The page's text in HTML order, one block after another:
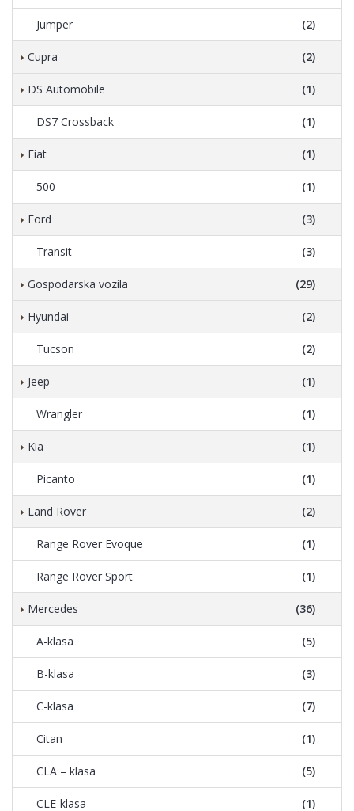
Jumper (2)
Cupra (2)
DS Automobile (1)
DS7 Crossback (1)
Fiat (1)
500 (1)
Ford (3)
Transit (3)
Gospodarska vozila (29)
Hyundai (2)
Tucson (2)
Jeep (1)
Wrangler (1)
Kia (1)
Picanto (1)
Land Rover (2)
Range Rover Evoque (1)
Range Rover Sport (1)
Mercedes (36)
A-klasa (5)
B-klasa (3)
C-klasa (7)
Citan (1)
CLA – klasa (5)
CLE-klasa (1)